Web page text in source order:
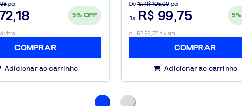
e reforçam
por
5% OFF
vista
COMPRAR
Adicionar ao carrinho
De 1x R$ 105,00 por
1x R$ 99,75 5%
ou R$ 99,75 à vista
COMPRAR
Adicionar ao carrinho